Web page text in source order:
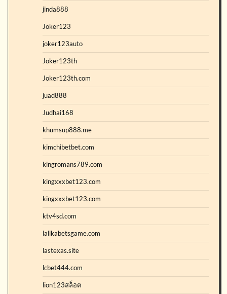
jinda888
Joker123
joker123auto
Joker123th
Joker123th.com
juad888
Judhai168
khumsup888.me
kimchibetbet.com
kingromans789.com
kingxxxbet123.com
kingxxxbet123.com
ktv4sd.com
lalikabetsgame.com
lastexas.site
lcbet444.com
lion123สล็อต